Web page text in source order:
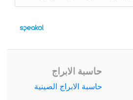
حاسبة الابراج
حاسبة الابراج الصينية